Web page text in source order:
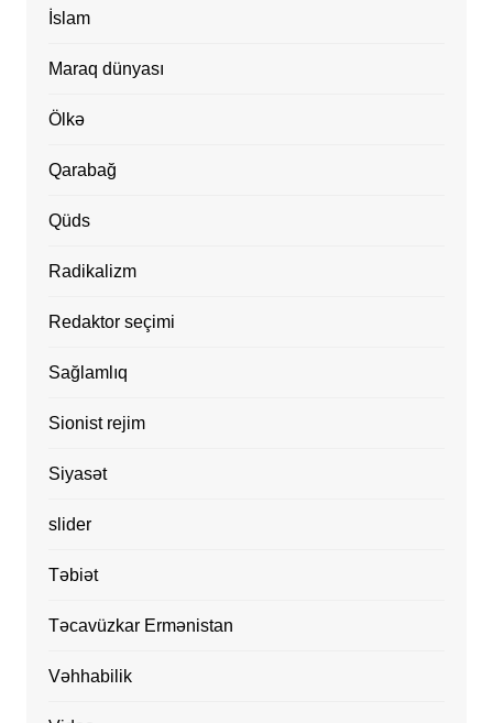
İslam
Maraq dünyası
Ölkə
Qarabağ
Qüds
Radikalizm
Redaktor seçimi
Sağlamlıq
Sionist rejim
Siyasət
slider
Təbiət
Təcavüzkar Ermənistan
Vəhhabilik